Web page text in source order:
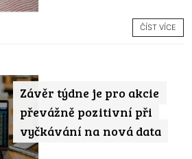
ČÍST VÍCE
Závěr týdne je pro akcie
převážně pozitivní při
vyčkávání na nová data